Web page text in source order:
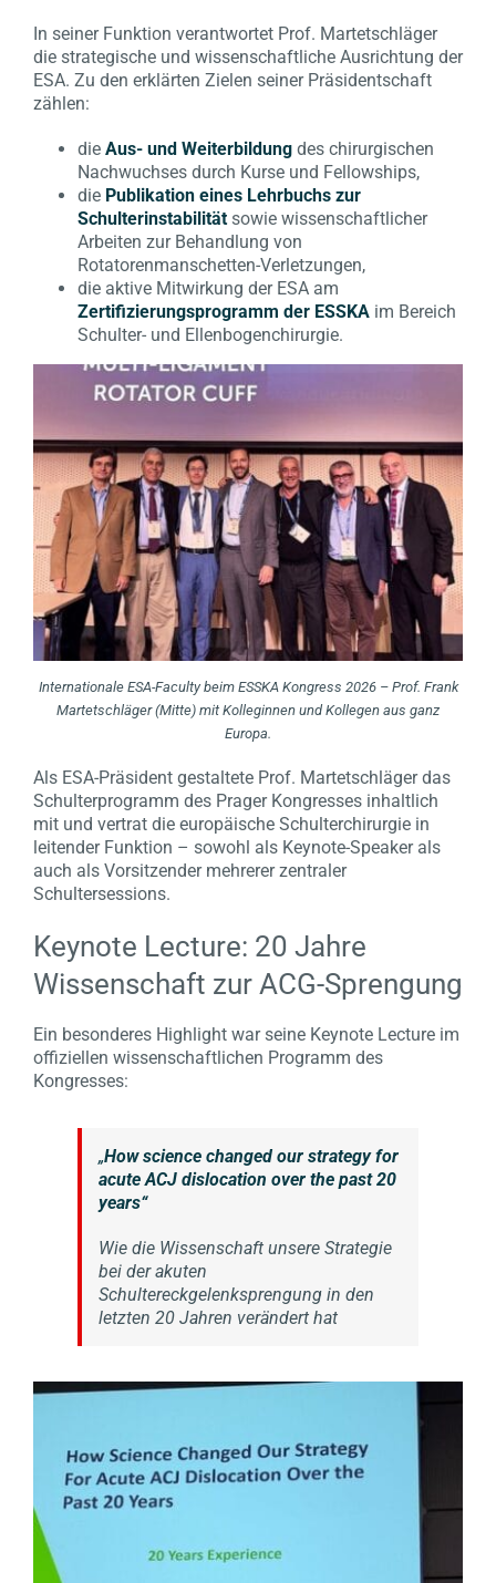
In seiner Funktion verantwortet Prof. Martetschläger
die strategische und wissenschaftliche Ausrichtung der
ESA. Zu den erklärten Zielen seiner Präsidentschaft
zählen:
die Aus- und Weiterbildung des chirurgischen
Nachwuchses durch Kurse und Fellowships,
die Publikation eines Lehrbuchs zur
Schulterinstabilität sowie wissenschaftlicher
Arbeiten zur Behandlung von
Rotatorenmanschetten-Verletzungen,
die aktive Mitwirkung der ESA am
Zertifizierungsprogramm der ESSKA im Bereich
Schulter- und Ellenbogenchirurgie.
Internationale ESA-Faculty beim ESSKA Kongress 2026 – Prof. Frank
Martetschläger (Mitte) mit Kolleginnen und Kollegen aus ganz
Europa.
Als ESA-Präsident gestaltete Prof. Martetschläger das
Schulterprogramm des Prager Kongresses inhaltlich
mit und vertrat die europäische Schulterchirurgie in
leitender Funktion – sowohl als Keynote-Speaker als
auch als Vorsitzender mehrerer zentraler
Schultersessions.
Keynote Lecture: 20 Jahre
Wissenschaft zur ACG-Sprengung
Ein besonderes Highlight war seine Keynote Lecture im
offiziellen wissenschaftlichen Programm des
Kongresses:
„How science changed our strategy for
acute ACJ dislocation over the past 20
years“
Wie die Wissenschaft unsere Strategie
bei der akuten
Schultereckgelenksprengung in den
letzten 20 Jahren verändert hat